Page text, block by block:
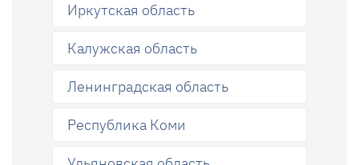
Иркутская область
Калужская область
Ленинградская область
Республика Коми